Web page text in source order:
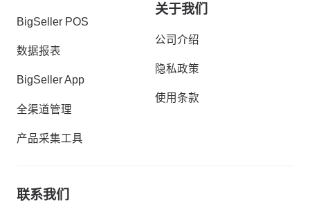
BigSeller POS
数据报表
BigSeller App
全渠道管理
产品采集工具
关于我们
公司介绍
隐私政策
使用条款
联系我们